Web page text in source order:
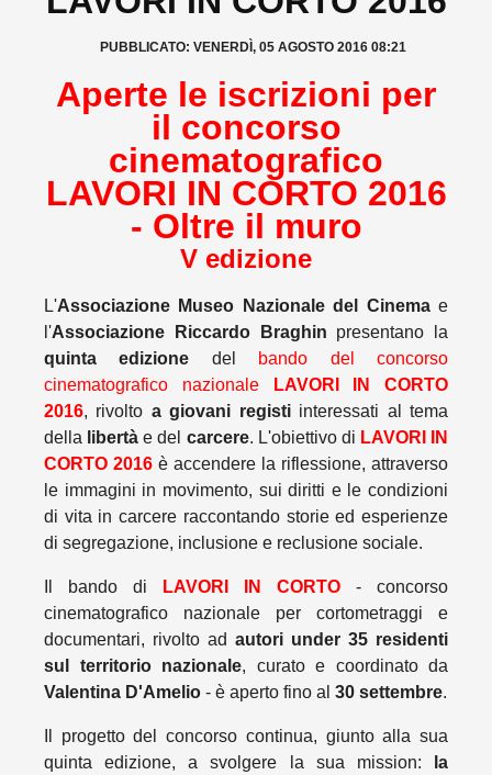
PUBBLICATO: VENERDÌ, 05 AGOSTO 2016 08:21
Aperte le iscrizioni per
il concorso
cinematografico
LAVORI IN CORTO 2016
- Oltre il muro
V edizione
L'Associazione Museo Nazionale del Cinemae
l'Associazione Riccardo Braghin presentano la
quinta edizione del
bando del concorso
cinematografico nazionale
LAVORI IN CORTO
2016, rivolto a giovani registiinteressati al tema
della libertà e del carcere. L'obiettivo di LAVORI IN
CORTO 2016 è accendere la riflessione, attraverso
le immagini in movimento, sui diritti e le condizioni
di vita in carcere raccontando storie ed esperienze
di segregazione, inclusione e reclusione sociale.
Il bando di LAVORI IN CORTO - concorso
cinematografico nazionale per cortometraggi e
documentari, rivolto ad autori under 35 residenti
sul territorio nazionale, curato e coordinato da
Valentina D'Amelio - è aperto fino al 30 settembre.
Il progetto del concorso continua, giunto alla sua
quinta edizione, a svolgere la sua mission:
la